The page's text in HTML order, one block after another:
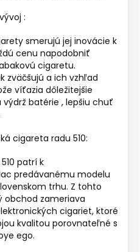
:
smerujú jej inovácie k
cenu napodobniť
cigaretu.
zväčšujú a ich vzhľad
víťazia dôležitejšie
batérie , lepšiu chuť
cigareta radu 510:
patrí k
predávanému modelu
trhu. Z tohto
obchod zameriava
cigariet, ktoré
kvalitou porovnateľné s
ego.